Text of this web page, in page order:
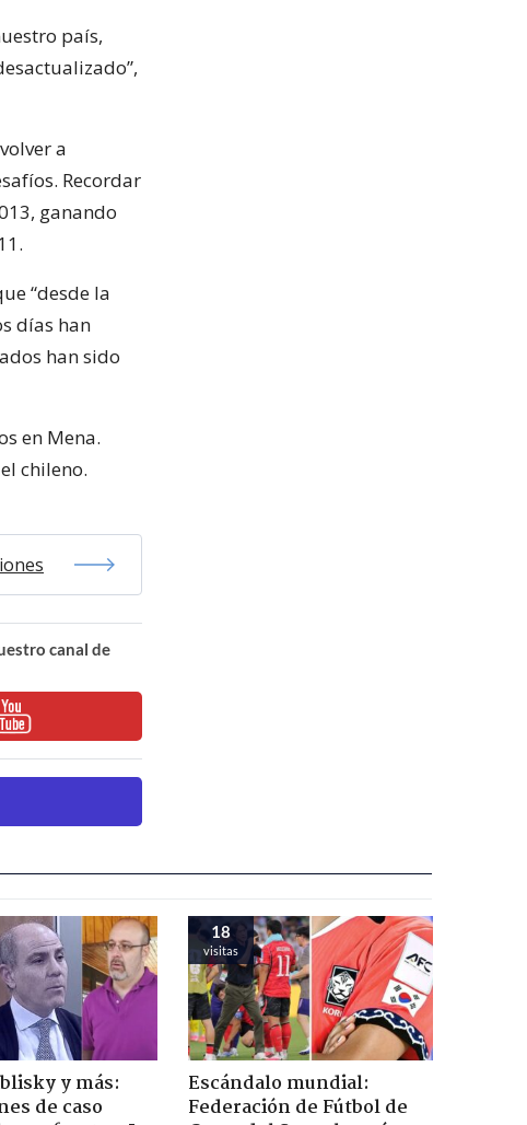
país,
a
Recordar
ganando
“desde la
días han
han sido
en Mena.
chileno.
canal de
y más:
de caso
18
visitas
Escándalo mundial:
Federación de Fútbol de